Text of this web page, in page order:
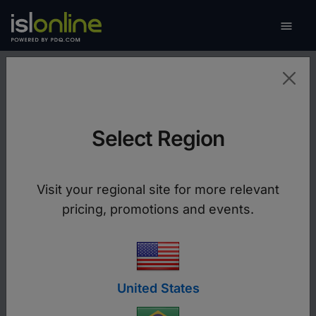

Use o poder do software de desktop remoto
Baixe o ISL Remote Desktop
Select Region
Visit your regional site for more relevant
pricing, promotions and events.
United States